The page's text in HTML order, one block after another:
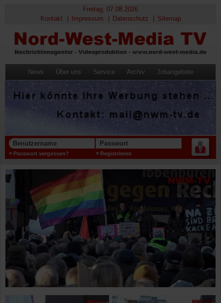
Freitag, 07.08.2026
Kontakt
Impressum Datenschutz Sitemap
News Über uns Service Archiv Jobangebote
Benutzername Passwort
Passwort vergessen? Registrieren